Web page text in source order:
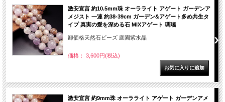
激安宣言 約10.5mm珠 オーラライト アゲート ガーデンア
メジスト 一連 約38-39cm ガーデン&アゲート多め共生タ
イプ 真実の愛を深める石 MIXアゲート 瑪瑙
卸価格天然石ビーズ 庭園紫水晶
価格： 3,600円(税込)
激安宣言 約9mm珠 オーラライト アゲート ガーデンアメ